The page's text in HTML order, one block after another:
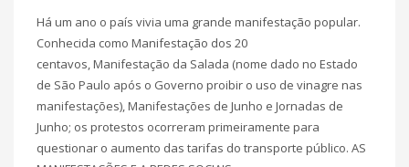
Há um ano o país vivia uma grande manifestação popular.
Conhecida como Manifestação dos 20
centavos, Manifestação da Salada (nome dado no Estado
de São Paulo após o Governo proibir o uso de vinagre nas
manifestações), Manifestações de Junho e Jornadas de
Junho; os protestos ocorreram primeiramente para
questionar o aumento das tarifas do transporte público. AS